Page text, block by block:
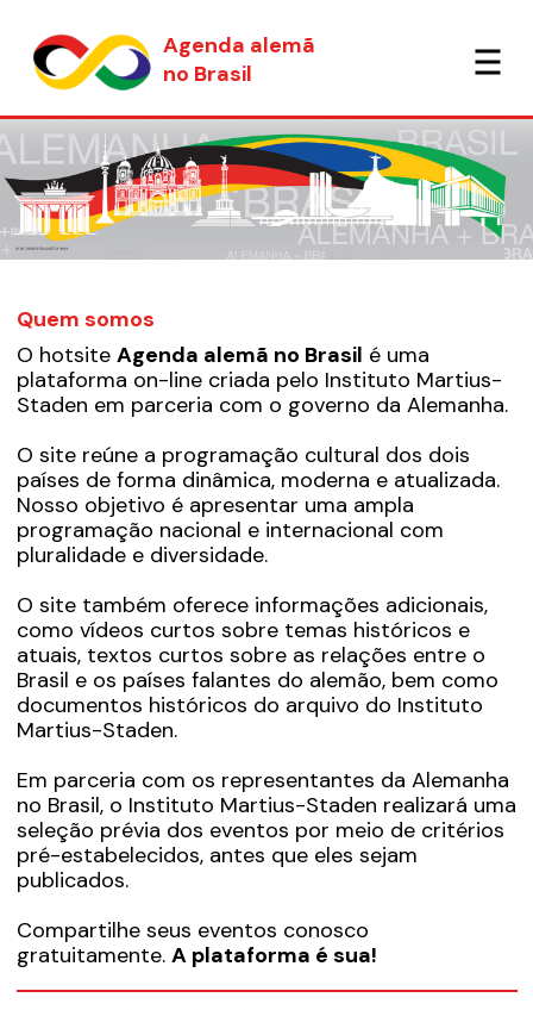
Agenda alemã
no Brasil
Quem somos
O hotsite Agenda alemã no Brasil é uma
plataforma on-line criada pelo Instituto Martius-
Staden em parceria com o governo da Alemanha.
O site reúne a programação cultural dos dois
países de forma dinâmica, moderna e atualizada.
Nosso objetivo é apresentar uma ampla
programação nacional e internacional com
pluralidade e diversidade.
O site também oferece informações adicionais,
como vídeos curtos sobre temas históricos e
atuais, textos curtos sobre as relações entre o
Brasil e os países falantes do alemão, bem como
documentos históricos do arquivo do Instituto
Martius-Staden.
Em parceria com os representantes da Alemanha
no Brasil, o Instituto Martius-Staden realizará uma
seleção prévia dos eventos por meio de critérios
pré-estabelecidos, antes que eles sejam
publicados.
Compartilhe seus eventos conosco
gratuitamente. A plataforma é sua!